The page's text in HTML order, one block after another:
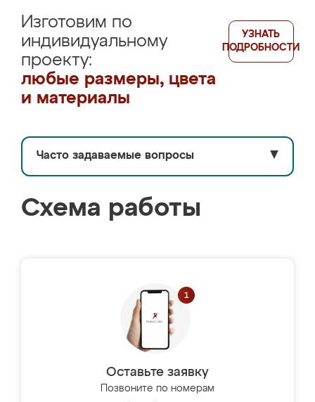
Изготовим по
индивидуальному
проекту:
любые размеры, цвета
и материалы
УЗНАТЬ
ПОДРОБНОСТИ
Часто задаваемые вопросы ▼
Схема работы
Оставьте заявку
Позвоните по номерам